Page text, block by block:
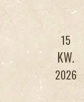
15
KW.
2026